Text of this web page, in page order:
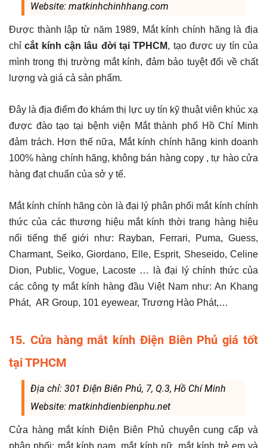
Website: matkinhchinhhang.com
Được thành lập từ năm 1989, Mắt kính chính hãng là địa
chỉcắt kính cận lâu đời tại TPHCM, tạo được uy tín của
mình trong thị trường mắt kính, đảm bảo tuyệt đối về chất
lượng và giá cả sản phẩm.
Đây là địa điểm đo khám thị lực uy tín kỹ thuật viên khúc xạ
được đào tạo tại bệnh viện Mắt thành phố Hồ Chí Minh
đảm trách. Hơn thế nữa, Mắt kính chính hãng kinh doanh
100% hàng chính hãng, không bán hàng copy , tự hào cửa
hàng đạt chuẩn của sở y tế.
Mắt kính chính hãng còn là đại lý phân phối mắt kính chính
thức của các thương hiệu mắt kính thời trang hàng hiệu
nổi tiếng thế giới như: Rayban, Ferrari, Puma, Guess,
Charmant, Seiko, Giordano, Elle, Esprit, Sheseido, Celine
Dion, Public, Vogue, Lacoste … là đại lý chính thức của
các công ty mắt kính hàng đầu Việt Nam như: An Khang
Phát, AR Group, 101 eyewear, Trương Hào Phát,…
15. Cửa hàng mắt kính Điện Biên Phủ giá tốt
tại TPHCM
Địa chỉ: 301 Điện Biên Phủ, 7, Q.3, Hồ Chí Minh
Website: matkinhdienbienphu.net
Cửa hàng mắt kính Điện Biên Phủ chuyên cung cấp và